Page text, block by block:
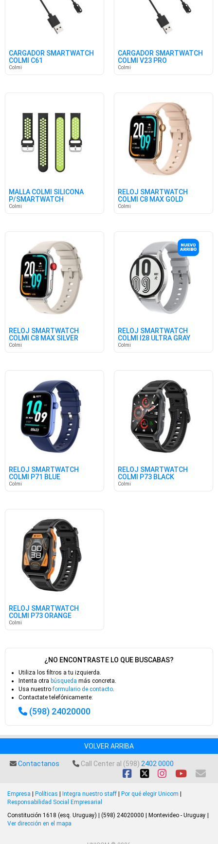
CARGADOR SMARTWATCH
COLMI C61
Colmi
CARGADOR SMARTWATCH
COLMI V23 PRO
Colmi
MALLA COLMI SILICONA
P/SMARTWATCH
NEGRA/VERDE 20MM
Colmi
RELOJ SMARTWATCH
COLMI C8 MAX GOLD
Colmi
RELOJ SMARTWATCH
COLMI C8 MAX SILVER
Colmi
RELOJ SMARTWATCH
COLMI I28 ULTRA GRAY
Colmi
RELOJ SMARTWATCH
COLMI P71 BLUE
Colmi
RELOJ SMARTWATCH
COLMI P73 BLACK
Colmi
RELOJ SMARTWATCH
COLMI P73 ORANGE
Colmi
¿NO ENCONTRASTE LO QUE BUSCABAS?
Utiliza los filtros a tu izquierda.
Intenta otra búsqueda más concreta.
Usa nuestroformulario de contacto.
Contactate telefónicamente:
(598) 24020000
VOLVER ARRIBA
Contactanos Call Center al (598) 2402 0000
Empresa Políticas Integra nuestro staff Por qué elegir Unicom
Responsabilidad Social Empresarial
Constitución 1618 (esq. Uruguay) | (598) 24020000 | Montevideo - Uruguay |
Ver dirección en el mapa